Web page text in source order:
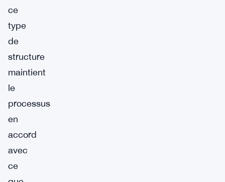
ce
type
de
structure
maintient
le
processus
en
accord
avec
ce